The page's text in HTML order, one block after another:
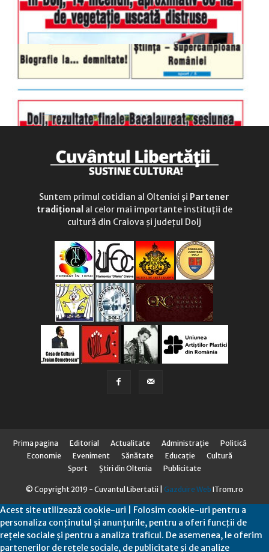
Suntem primul cotidian al Olteniei și Partener
tradițional al celor mai importante instituții de
cultură din Craiova și județul Dolj
Prima pagina Editorial Actualitate Administraţie
Politică
Economie
Eveniment Sănătate Educaţie
Cultură
Sport
Știri din Oltenia Publicitate
© Copyright 2019 - Cuvantul Libertatii | Gazduire Web ITrom.ro
Acest site utilizează cookie-uri | Folosim cookie-uri pentru a
personaliza conținutul și anunțurile, pentru a oferi funcții de
rețele sociale și pentru a analiza traficul. De asemenea, le oferim
partenerilor de rețele sociale, de publicitate și de analize